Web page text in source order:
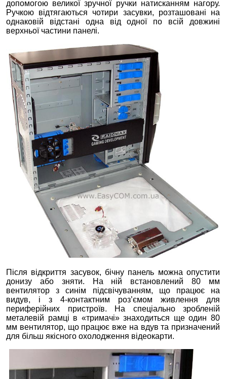
допомогою великої зручної ручки натисканням нагору.
Ручкою відтягаються чотири засувки, розташовані на
однаковій відстані одна від одної по всій довжині
верхньої частини панелі.
Після відкриття засувок, бічну панель можна опустити
донизу або зняти. На ній встановлений 80 мм
вентилятор з синім підсвічуванням, що працює на
видув, і з 4-контактним роз’ємом живлення для
периферійних пристроїв. На спеціально зробленій
металевій рамці в «тримачі» знаходиться ще один 80
мм вентилятор, що працює вже на вдув та призначений
для більш якісного охолодження відеокарти.